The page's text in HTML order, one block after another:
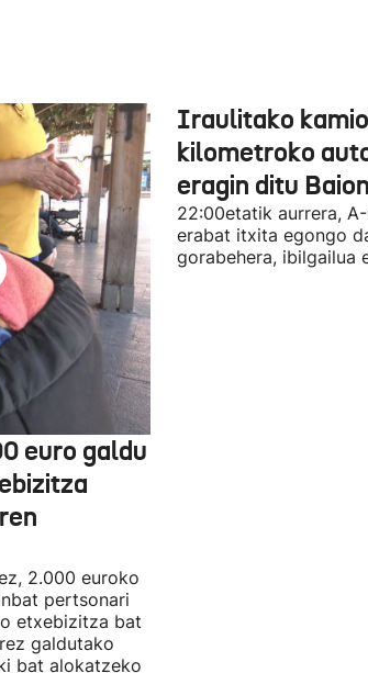
euro galdu
2.000 euroko
pertsonari
etxebizitza bat
galdutako
bat alokatzeko
Iraulitako
kilometroko
eragin ditu
22:00etatik aurrera,
erabat itxita egongo
gorabehera, ibilgailua